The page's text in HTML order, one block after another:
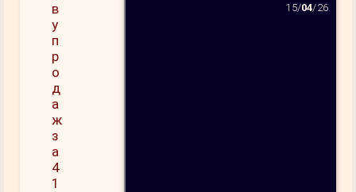
15/04/26